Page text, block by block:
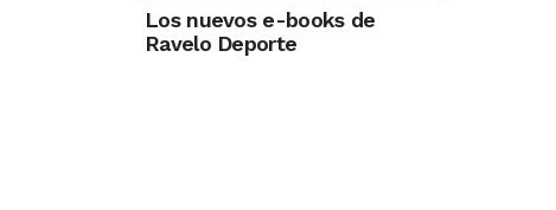
Los nuevos e-books de
Ravelo Deporte